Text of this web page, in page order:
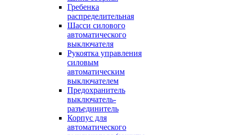
Гребенка
распределительная
Шасси силового
автоматического
выключателя
Рукоятка управления
силовым
автоматическим
выключателем
Предохранитель
выключатель-
разъединитель
Корпус для
автоматического